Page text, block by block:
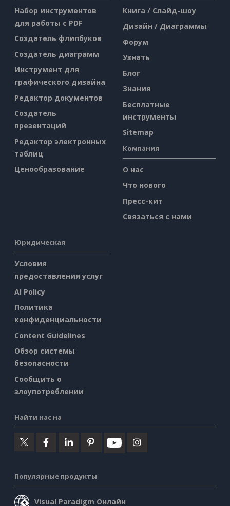
Набор инструментов
для работы с PDF
Создатель флипбуков
Создатель диаграмм
Инструмент для
графического дизайна
Редактор документов
Создатель
презентаций
Редактор электронных
таблиц
Ценообразование
Книга / Слайд-шоу
Дизайн / Диаграммы
Форум
Узнать
Блог
Знания
Бесплатные
инструменты
Sitemap
Компания
О нас
Что нового
Пресс-кит
Связаться с нами
Юридическая
Условия
предоставления услуг
AI Policy
Политика
конфиденциальности
Content Guidelines
Обзор системы
безопасности
Сообщить о
злоупотреблении
Найти нас на
Популярные продукты
Visual Paradigm Онлайн